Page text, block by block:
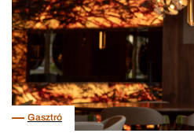
Gasztró